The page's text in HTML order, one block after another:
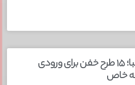
جا کفشی شیک زیبا؛ ۱۵ طرح خفن برای ورودی
خاص